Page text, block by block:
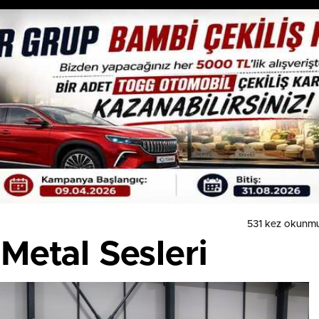
531 kez
Sesleri